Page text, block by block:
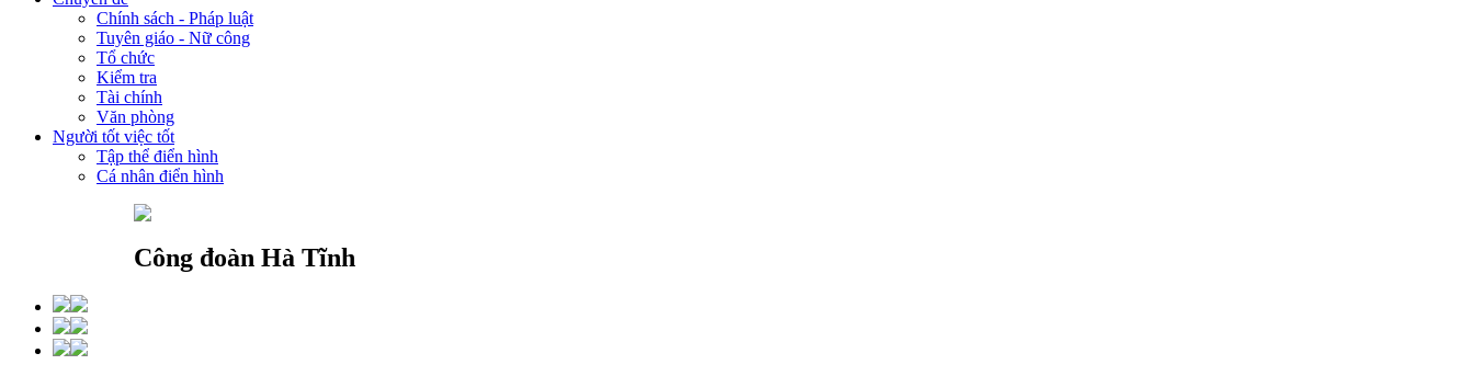
Chính sách - Pháp luật
Tuyên giáo - Nữ công
Tổ chức
Kiểm tra
Tài chính
Văn phòng
Người tốt việc tốt
Tập thể điển hình
Cá nhân điển hình
Công đoàn Hà Tĩnh